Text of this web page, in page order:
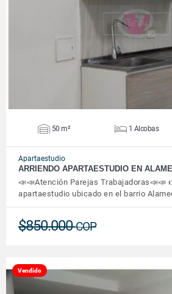
VER DETALLES
50 m² 1 Alcobas
Apartaestudio
ARRIENDO APARTAESTUDIO EN
📣📣Atención Parejas Trabajadoras📣📣
apartaestudio ubicado en el barrio
$850.000COP
Vendido